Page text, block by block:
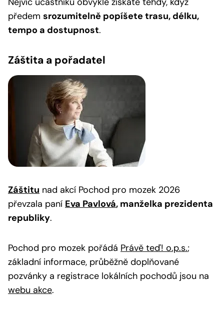
předem srozumitelně popíšete trasu, délku,
tempo a dostupnost.
Záštita a pořadatel
Záštitu nad akcí Pochod pro mozek 2026
převzala paní Eva Pavlová, manželka prezidenta
republiky.
Pochod pro mozek pořádá Právě teď! o.p.s.;
základní informace, průběžně doplňované
pozvánky a registrace lokálních pochodů jsou na
webu akce.